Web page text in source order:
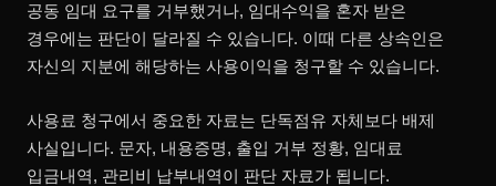
공동 임대 요구를 거부했거나, 임대수익을 혼자 받은
경우에는 판단이 달라질 수 있습니다. 이때 다른 상속인은
자신의 지분에 해당하는 사용이익을 청구할 수 있습니다.
사용료 청구에서 중요한 자료는 단독점유 자체보다 배제
사실입니다. 문자, 내용증명, 출입 거부 정황, 임대료
입금내역, 관리비 납부내역이 판단 자료가 됩니다.